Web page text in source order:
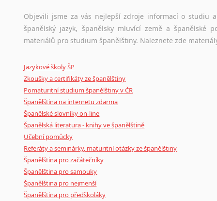
původního zdroje textu.
Ostatní pomůcky pro překladatele
poradny a pravidla
Objevili jsme za vás nejlepší zdroje informací o studiu
španělský jazyk, španělsky mluvící země a španělské
materiálů pro studium španělštiny. Naleznete zde
Jazykové školy ŠP
Zkoušky a certifikáty ze španělštiny
Pomaturitní studium španělštiny v ČR
Španělština na internetu zdarma
Španělské slovníky on-line
Španělská literatura - knihy ve španělštině
Učební pomůcky
Referáty a seminárky, maturitní otázky ze španělštiny
Španělština pro začátečníky
Španělština pro samouky
Španělština pro nejmenší
Španělština pro předškoláky